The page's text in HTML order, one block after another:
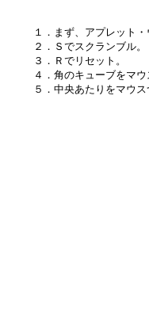
１．まず、アプレット
２．Ｓでスクランブル。
３．Ｒでリセット。
４．角のキューブをマ